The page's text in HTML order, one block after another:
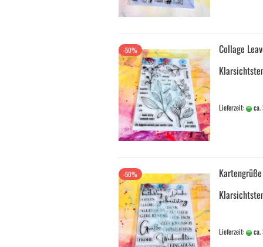
-50%
Collage
Lieferzeit:
-50%
Kartengrüße
Lieferzeit: